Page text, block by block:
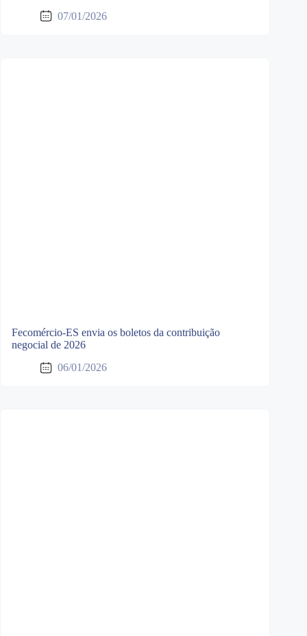
07/01/2026
Fecomércio-ES envia os boletos da contribuição
negocial de 2026
06/01/2026